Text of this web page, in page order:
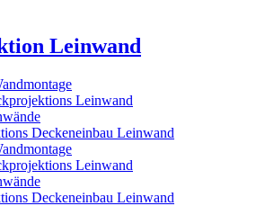
Leinwand
Leinwand
Deckeneinbau Leinwand
Leinwand
Deckeneinbau Leinwand